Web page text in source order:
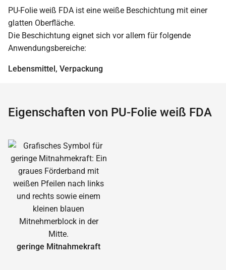
PU-Folie weiß FDA ist eine weiße Beschichtung mit einer
glatten Oberfläche.
Die Beschichtung eignet sich vor allem für folgende
Anwendungsbereiche:
Lebensmittel, Verpackung
Eigenschaften von PU-Folie weiß FDA
geringe Mitnahmekraft